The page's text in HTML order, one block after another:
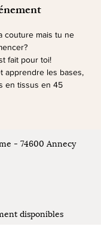
couture mais tu ne
fait pour toi!
apprendre les bases,
en tissus en 45
- 74600 Annecy
disponibles